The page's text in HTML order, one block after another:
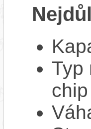
Typ
chip